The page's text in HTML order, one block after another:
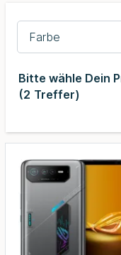
Farbe
Bitte wähle Dein
(2 Treffer)